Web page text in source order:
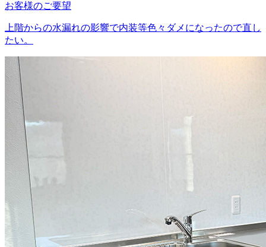
お客様のご要望
上階からの水漏れの影響で内装等色々ダメになったので直し
たい。